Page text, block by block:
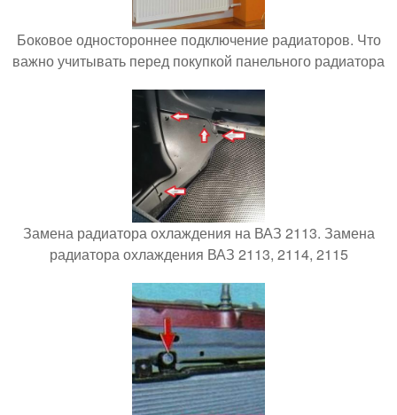
Боковое одностороннее подключение радиаторов. Что
важно учитывать перед покупкой панельного радиатора
Замена радиатора охлаждения на ВАЗ 2113. Замена
радиатора охлаждения ВАЗ 2113, 2114, 2115